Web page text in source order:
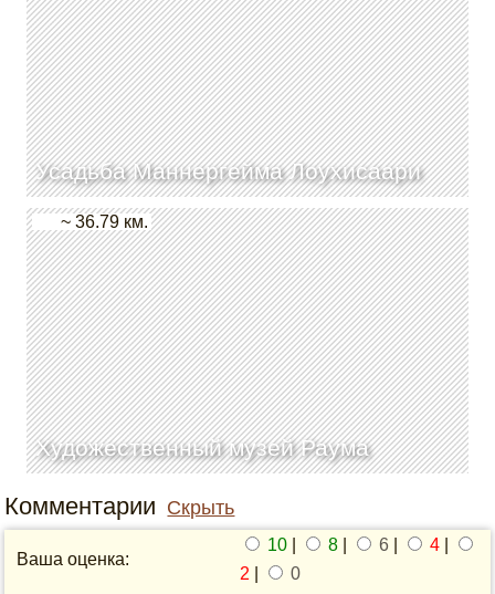
Усадьба Маннергейма Лоухисаари
Художественный музей Раума
~ 36.79 км.
Комментарии Скрыть
Ваша оценка:
10 8 6 4
2
0